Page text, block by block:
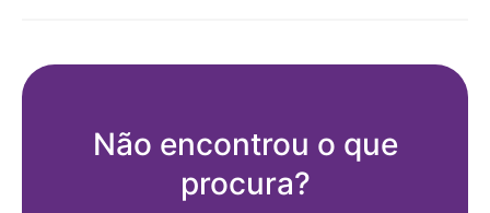
Não encontrou o que
procura?